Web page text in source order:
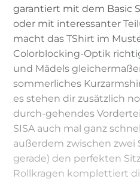
garantiert mit dem Basic
oder mit interessanter
macht das TShirt im
Colorblocking-Optik
und Mädels
sommerliches
es stehen dir zusätzlich
durch-gehendes
SISA auch mal ganz
außerdem zwischen zwei
gerade) den perfekten
Rollkragen komplettiert